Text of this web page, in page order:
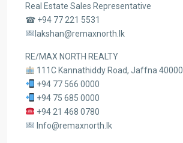
Real Estate Sales Representative
☎ +94 77 221 5531
lakshan@remaxnorth.lk
RE/MAX NORTH REALTY
111C Kannathiddy Road, Jaffna 40000
+94 77 566 0000
+94 75 685 0000
+94 21 468 0780
Info@remaxnorth.lk